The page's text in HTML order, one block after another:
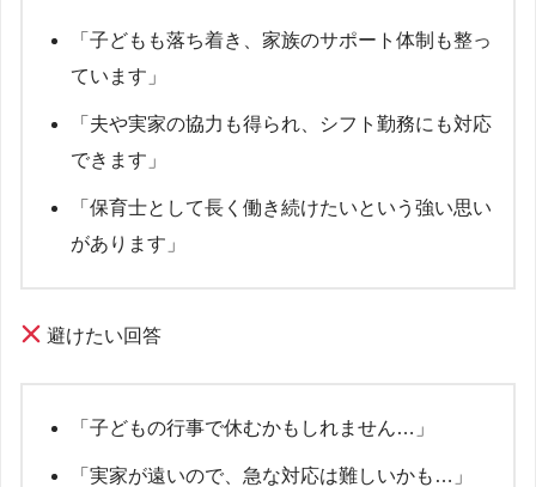
「子どもも落ち着き、家族のサポート体制も整っ
ています」
「夫や実家の協力も得られ、シフト勤務にも対応
できます」
「保育士として長く働き続けたいという強い思い
があります」
避けたい回答
「子どもの行事で休むかもしれません…」
「実家が遠いので、急な対応は難しいかも…」